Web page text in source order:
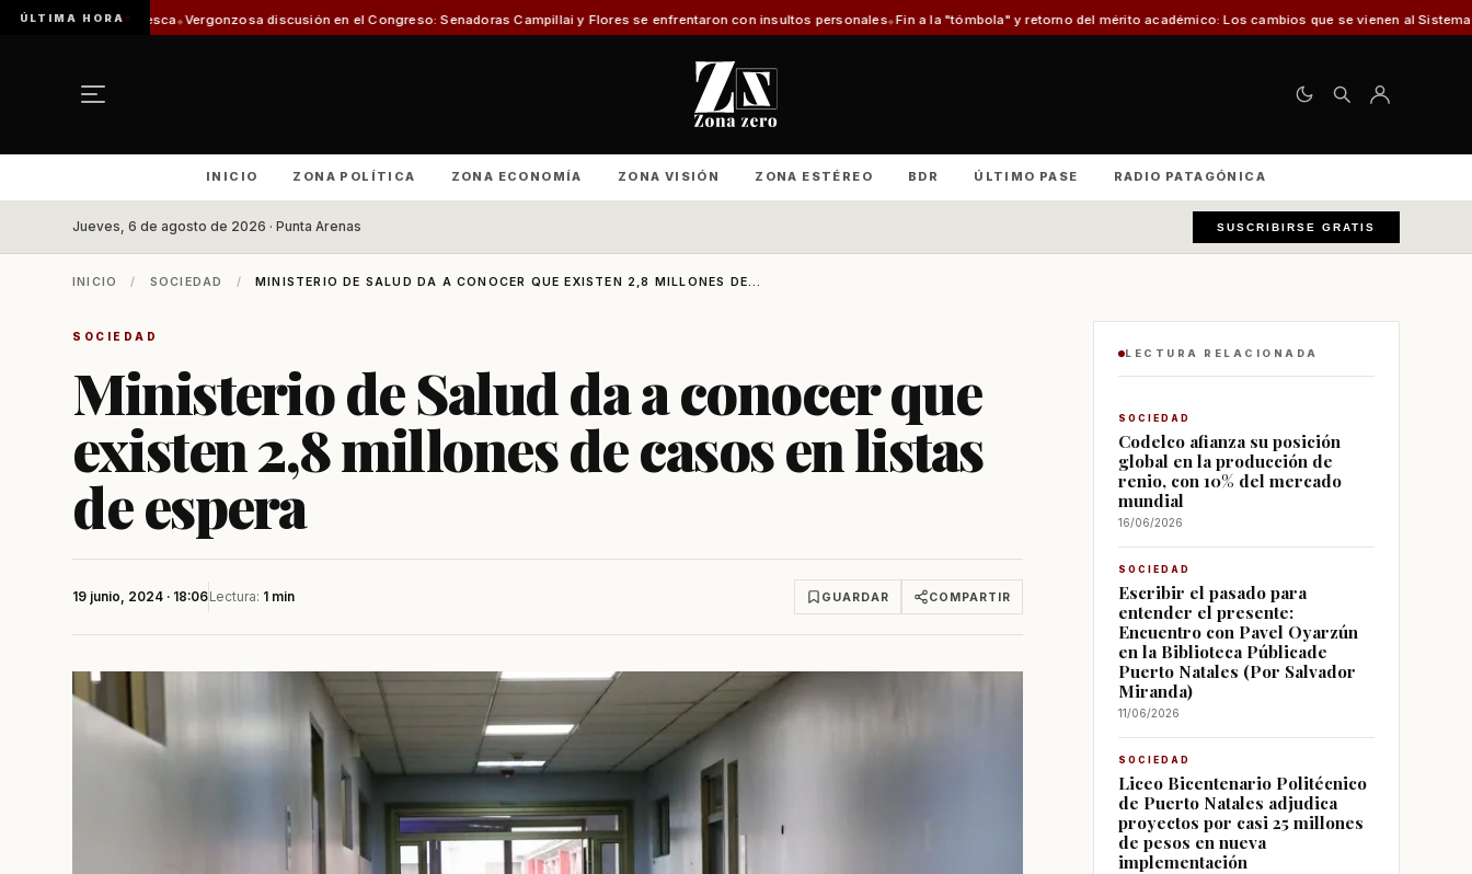
ÚLTIMA HORA
Pesca Vergonzosa discusión en el Congreso: Senadoras Campillai y Flores se enfrentaron con insultos personales Fin a la "tómbola" y retorno del mérito académico: Los cambios que se vienen al Sistema de Admisión
INICIO ZONA POLÍTICA ZONA ECONOMÍA ZONA VISIÓN ZONA ESTÉREO BDR ÚLTIMO PASE RADIO PATAGÓNICA
Jueves, 6 de agosto de 2026 · Punta Arenas SUSCRIBIRSE GRATIS
INICIO / SOCIEDAD / MINISTERIO DE SALUD DA A CONOCER QUE EXISTEN 2,8 MILLONES DE...
SOCIEDAD
Ministerio de Salud da a conocer que
existen 2,8 millones de casos en listas
de espera
19 junio, 2024 · 18:06Lectura: 1 min GUARDAR COMPARTIR
LECTURA RELACIONADA
SOCIEDAD
Codelco afianza su posición
global en la producción de
renio, con 10% del mercado
mundial
16/06/2026
SOCIEDAD
Escribir el pasado para
entender el presente:
Encuentro con Pavel Oyarzún
en la Biblioteca Públicade
Puerto Natales (Por Salvador
Miranda)
11/06/2026
SOCIEDAD
Liceo Bicentenario Politécnico
de Puerto Natales adjudica
proyectos por casi 25 millones
de pesos en nueva
implementación